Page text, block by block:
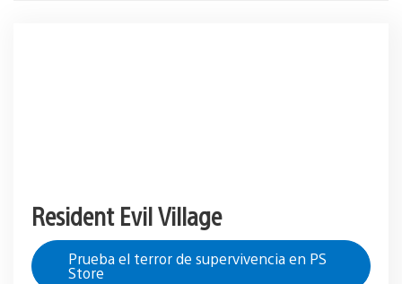
Resident Evil Village
Prueba el terror de supervivencia en PS
Store